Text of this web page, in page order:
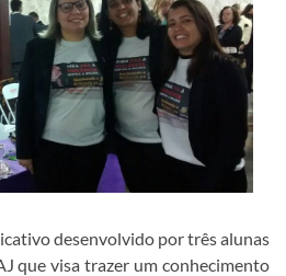
desenvolvido por três alunas
que visa trazer um conhecimento